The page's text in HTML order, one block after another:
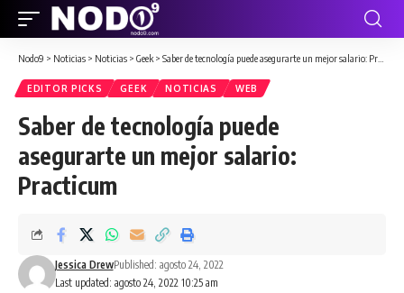
Nodo9 > Noticias > Noticias > Geek > Saber de tecnología puede asegurarte un mejor salario: Practicum
EDITOR PICKS GEEK NOTICIAS WEB
Saber de tecnología puede
asegurarte un mejor salario:
Practicum
Last updated: agosto 24, 2022 10:25 am
Jessica DrewPublished: agosto 24, 2022